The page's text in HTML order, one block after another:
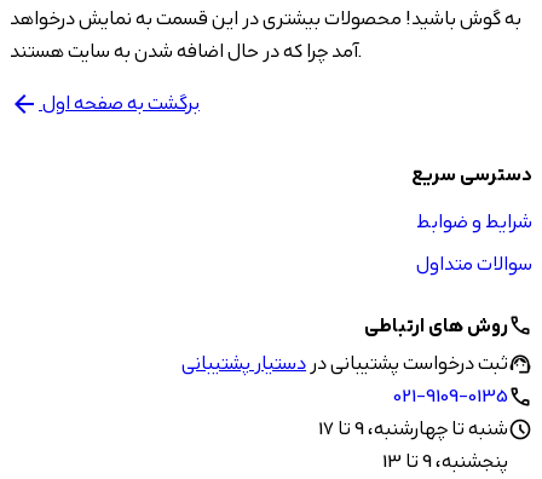
به گوش باشید! محصولات بیشتری در این قسمت به نمایش درخواهد
آمد چرا که در حال اضافه شدن به سایت هستند.
arrow_back برگشت به صفحه اول
دسترسی سریع
شرایط و ضوابط
سوالات متداول
callروش های ارتباطی
support_agentثبت درخواست پشتیبانی دردستیار پشتیبانی
call
021-9109-0135
scheduleشنبه تا چهارشنبه، 9 تا 17
پنجشنبه، 9 تا 13